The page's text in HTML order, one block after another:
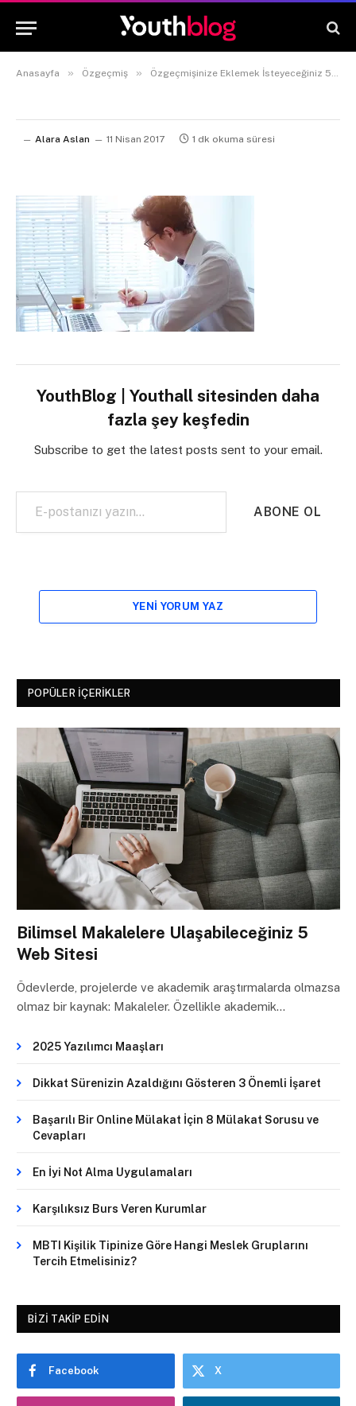
Anasayfa » Özgeçmiş » Özgeçmişinize Eklemek İsteyeceğiniz 5 Harika Beceri
Alara Aslan 11 Nisan 2017 1 dk okuma süresi
YouthBlog | Youthall sitesinden daha
fazla şey keşfedin
Subscribe to get the latest posts sent to your email.
E-postanızı yazın…
ABONE OL
YENI YORUM YAZ
POPÜLER İÇERIKLER
Bilimsel Makalelere Ulaşabileceğiniz 5
Web Sitesi
Ödevlerde, projelerde ve akademik araştırmalarda olmazsa
olmaz bir kaynak: Makaleler. Özellikle akademik…
2025 Yazılımcı Maaşları
Dikkat Sürenizin Azaldığını Gösteren 3 Önemli İşaret
Başarılı Bir Online Mülakat İçin 8 Mülakat Sorusu ve
Cevapları
En İyi Not Alma Uygulamaları
Karşılıksız Burs Veren Kurumlar
MBTI Kişilik Tipinize Göre Hangi Meslek Gruplarını
Tercih Etmelisiniz?
BIZI TAKIP EDIN
Facebook X